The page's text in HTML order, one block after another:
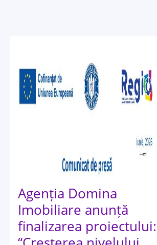
Agenția Domina
Imobiliare anunță
finalizarea proiectului: